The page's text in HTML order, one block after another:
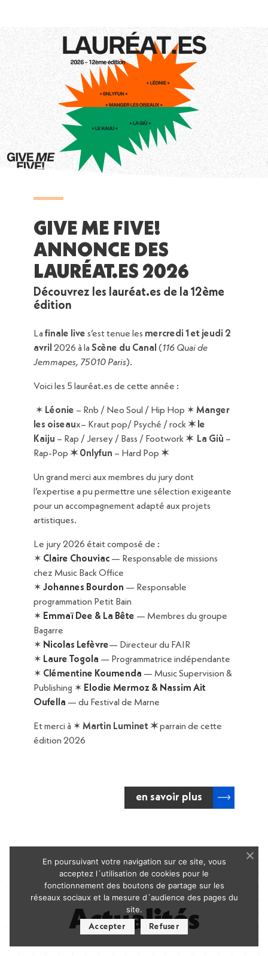
GIVE ME FIVE!
ANNONCE DES
LAURÉAT.ES 2026
Découvrez les lauréat.es de la 12ème
édition
La finale live s’est tenue les mercredi 1 et jeudi 2
avril 2026 à la Scène du Canal (116 Quai de
Jemmapes, 75010 Paris).
Voici les 5 lauréat.es de cette année :
✶ Léonie – Rnb / Neo Soul / Hip Hop ✶ Manger
les oiseaux– Kraut pop/ Psyché / rock✶ le
Kaiju – Rap / Jersey / Bass / Footwork✶ La Giù –
Rap-Pop ✶ 0nlyfun – Hard Pop ✶
Un grand merci aux membres du jury dont
l’expertise a pu permettre une sélection exigeante
pour un accompagnement adapté aux projets
artistiques.
Le jury 2026 était composé de :
✶ Claire Chouviac — Responsable de missions
chez Music Back Office
✶ Johannes Bourdon — Responsable
programmation Petit Bain
✶ Emmaï Dee & La Bête — Membres du groupe
Bagarre
✶ Nicolas Lefèvre— Directeur du FAIR
✶ Laure Togola — Programmatrice indépendante
✶ Clémentine Koumenda — Music Supervision &
Publishing ✶ Elodie Mermoz & Nassim Ait
Oufella — du Festival de Marne
Et merci à ✶ Martin Luminet ✶parrain de cette
édition 2026
en savoir plus
Actualités
En poursuivant votre navigation sur ce site, vous
acceptez l´utilisation de cookies pour le
fonctionnement des boutons de partage sur les
réseaux sociaux et la mesure d´audience des pages du
site.
Accepter Refuser